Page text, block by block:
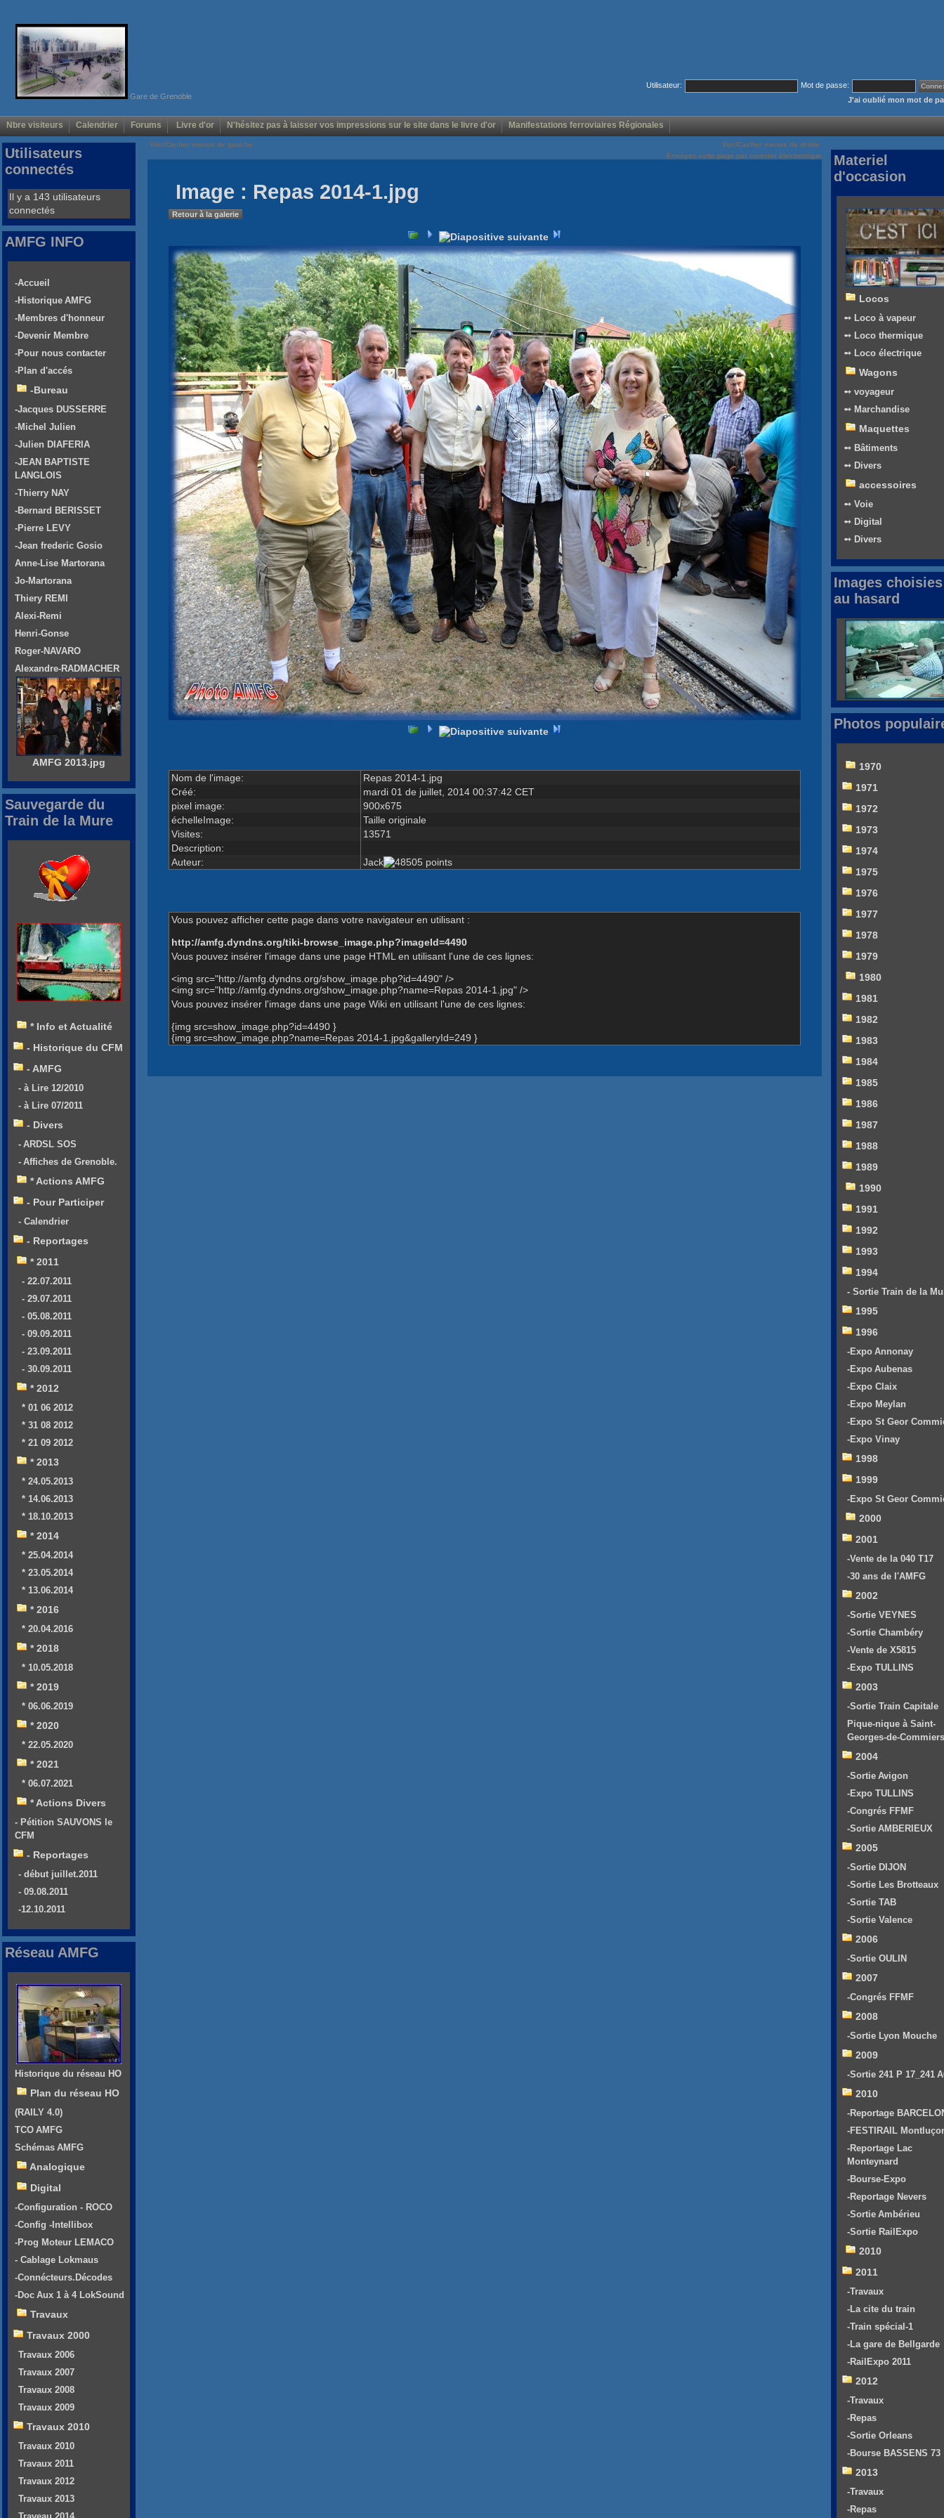
Gare de Grenoble
Utilisateur:
Mot de passe:
J'ai oublié mon mot de
Nbre visiteurs Calendrier Forums Livre d'or N'hésitez pas à laisser vos impressions sur le site dans le livre d'or Manifestations ferroviaires Régionales
Voir/Cacher menus de gauche
Voir/Cacher menus de droite
Envoyez cette page par courrier électronique
Image : Repas 2014-1.jpg
Retour à la galerie
Nom de l'image:
Repas 2014-1.jpg
Créé:
mardi 01 de juillet, 2014 00:37:42 CET
pixel image:
900x675
échelleImage:
Taille originale
Visites:
13571
Description:
Auteur:
Jack
Vous pouvez afficher cette page dans votre navigateur en utilisant :
http://amfg.dyndns.org/tiki-browse_image.php?imageId=4490
Vous pouvez insérer l'image dans une page HTML en utilisant l'une de ces lignes:
<img src="http://amfg.dyndns.org/show_image.php?id=4490" />
<img src="http://amfg.dyndns.org/show_image.php?name=Repas 2014-1.jpg" />
Vous pouvez insérer l'image dans une page Wiki en utilisant l'une de ces lignes:
{img src=show_image.php?id=4490 }
{img src=show_image.php?name=Repas 2014-1.jpg&galleryId=249 }
Utilisateurs
connectés
Il y a 143 utilisateurs
connectés
AMFG INFO
-Accueil
-Historique AMFG
-Membres d'honneur
-Devenir Membre
-Pour nous contacter
-Plan d'accés
-Bureau
-Jacques DUSSERRE
-Michel Julien
-Julien DIAFERIA
-JEAN BAPTISTE
LANGLOIS
-Thierry NAY
-Bernard BERISSET
-Pierre LEVY
-Jean frederic Gosio
Anne-Lise Martorana
Jo-Martorana
Thiery REMI
Alexi-Remi
Henri-Gonse
Roger-NAVARO
Alexandre-RADMACHER
AMFG 2013.jpg
Sauvegarde du
Train de la Mure
* Info et Actualité
- Historique du CFM
- AMFG
- à Lire 12/2010
- à Lire 07/2011
- Divers
- ARDSL SOS
- Affiches de Grenoble.
* Actions AMFG
- Pour Participer
- Calendrier
- Reportages
* 2011
- 22.07.2011
- 29.07.2011
- 05.08.2011
- 09.09.2011
- 23.09.2011
- 30.09.2011
* 2012
* 01 06 2012
* 31 08 2012
* 21 09 2012
* 2013
* 24.05.2013
* 14.06.2013
* 18.10.2013
* 2014
* 25.04.2014
* 23.05.2014
* 13.06.2014
* 2016
* 20.04.2016
* 2018
* 10.05.2018
* 2019
* 06.06.2019
* 2020
* 22.05.2020
* 2021
* 06.07.2021
* Actions Divers
- Pétition SAUVONS le
CFM
- Reportages
- début juillet.2011
- 09.08.2011
-12.10.2011
Réseau AMFG
Historique du réseau HO
Plan du réseau HO
(RAILY 4.0)
TCO AMFG
Schémas AMFG
Analogique
Digital
-Configuration - ROCO
-Config -Intellibox
-Prog Moteur LEMACO
- Cablage Lokmaus
-Connécteurs.Décodes
-Doc Aux 1 à 4 LokSound
Travaux
Travaux 2000
Travaux 2006
Travaux 2007
Travaux 2008
Travaux 2009
Travaux 2010
Travaux 2010
Travaux 2011
Travaux 2012
Travaux 2013
Materiel
d'occasion
Locos
➻ Loco à vapeur
➻ Loco thermique
➻ Loco électrique
Wagons
➻ voyageur
➻ Marchandise
Maquettes
➻ Bâtiments
➻ Divers
accessoires
➻ Voie
➻ Digital
➻ Divers
Images choisies
au hasard
Photos
1970
1971
1972
1973
1974
1975
1976
1977
1978
1979
1980
1981
1982
1983
1984
1985
1986
1987
1988
1989
1990
1991
1992
1993
1994
- Sortie Train de la
1995
1996
-Expo Annonay
-Expo Aubenas
-Expo Claix
-Expo Meylan
-Expo St Geor
-Expo Vinay
1998
1999
-Expo St Geor
2000
2001
-Vente de la 040 T17
-30 ans de l'AMFG
2002
-Sortie VEYNES
-Sortie Chambéry
-Vente de X5815
-Expo TULLINS
2003
-Sortie Train Capitale
Pique-nique à Saint-
Georges-de-Commiers
2004
-Sortie Avigon
-Expo TULLINS
-Congrés FFMF
-Sortie AMBERIEUX
2005
-Sortie DIJON
-Sortie Les Brotteaux
-Sortie TAB
-Sortie Valence
2006
-Sortie OULIN
2007
-Congrés FFMF
2008
-Sortie Lyon Mouche
2009
-Sortie 241 P 17_241
2010
-Reportage
-FESTIRAIL
-Reportage Lac
Monteynard
-Bourse-Expo
-Reportage Nevers
-Sortie Ambérieu
-Sortie RailExpo
2010
2011
-Travaux
-La cite du train
-Train spécial-1
-La gare de Bellgarde
-RailExpo 2011
2012
-Travaux
-Repas
-Sortie Orleans
-Bourse BASSENS 73
2013
-Travaux
-Repas